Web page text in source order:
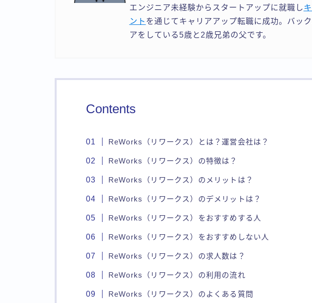
エンジニア未経験からスタートアップに就職し
ント を通じてキャリアアップ転職に成功。バッ
アをしている5歳と2歳兄弟の父です。
Contents
ReWorks（リワークス）とは？運営会社は？
ReWorks（リワークス）の特徴は？
ReWorks（リワークス）のメリットは？
ReWorks（リワークス）のデメリットは？
ReWorks（リワークス）をおすすめする人
ReWorks（リワークス）をおすすめしない人
ReWorks（リワークス）の求人数は？
ReWorks（リワークス）の利用の流れ
ReWorks（リワークス）のよくある質問